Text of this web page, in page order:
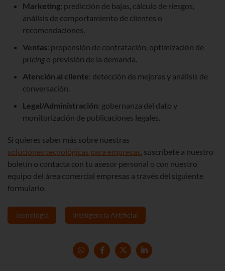
Marketing: predicción de bajas, cálculo de riesgos,
análisis de comportamiento de clientes o
recomendaciones.
Ventas: propensión de contratación, optimización de
pricingo previsión de la demanda.
Atención al cliente: detección de mejoras y análisis de
conversación.
Legal/Administración: gobernanza del dato y
monitorización de publicaciones legales.
Si quieres saber más sobre nuestras
soluciones tecnológicas para empresas, suscríbete a nuestro
boletín o contacta con tu asesor personal o con nuestro
equipo del área comercial empresas a través del siguiente
formulario.
Tecnología Inteligencia Artificial